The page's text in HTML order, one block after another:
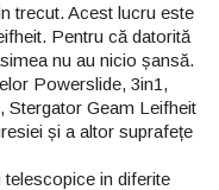
trecut. Acest lucru este
Pentru că datorită
nu au nicio șansă.
Powerslide, 3in1,
Stergator Geam Leifheit
și a altor suprafețe
in diferite